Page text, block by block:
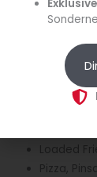
Fritteuse
Der neue
Events und
Loaded
Pizza,